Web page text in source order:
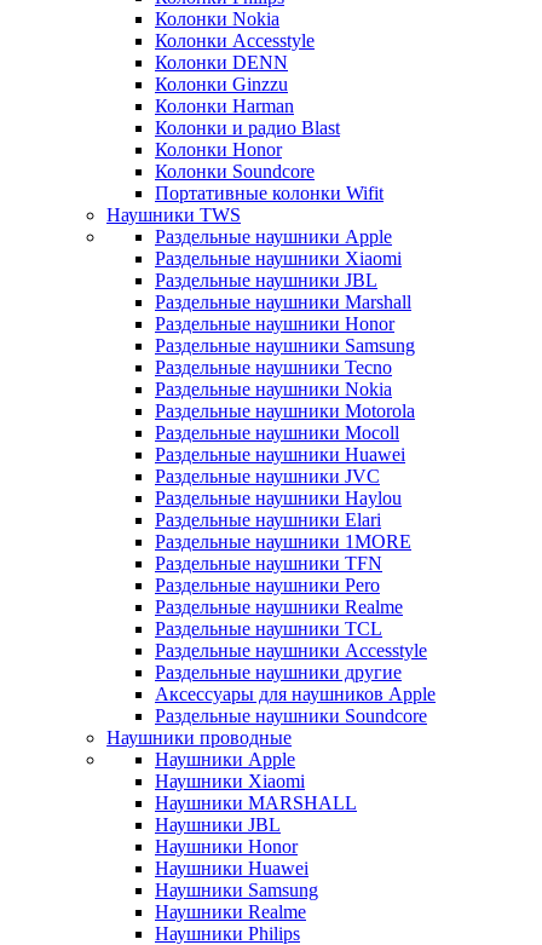
Колонки Nokia
Колонки Accesstyle
Колонки DENN
Колонки Ginzzu
Колонки Harman
Колонки и радио Blast
Колонки Honor
Колонки Soundcore
Портативные колонки Wifit
Наушники TWS
Раздельные наушники Apple
Раздельные наушники Xiaomi
Раздельные наушники JBL
Раздельные наушники Marshall
Раздельные наушники Honor
Раздельные наушники Samsung
Раздельные наушники Tecno
Раздельные наушники Nokia
Раздельные наушники Motorola
Раздельные наушники Mocoll
Раздельные наушники Huawei
Раздельные наушники JVC
Раздельные наушники Haylou
Раздельные наушники Elari
Раздельные наушники 1MORE
Раздельные наушники TFN
Раздельные наушники Pero
Раздельные наушники Realme
Раздельные наушники TCL
Раздельные наушники Accesstyle
Раздельные наушники другие
Аксессуары для наушников Apple
Раздельные наушники Soundcore
Наушники проводные
Наушники Apple
Наушники Xiaomi
Наушники MARSHALL
Наушники JBL
Наушники Honor
Наушники Huawei
Наушники Samsung
Наушники Realme
Наушники Philips